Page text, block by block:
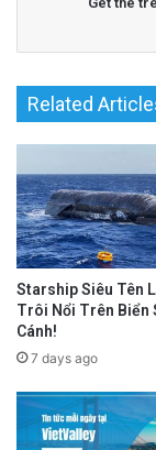
Related
Starship Siêu Tên
Trôi Nổi Trên Biển
Cánh!
7 days ago